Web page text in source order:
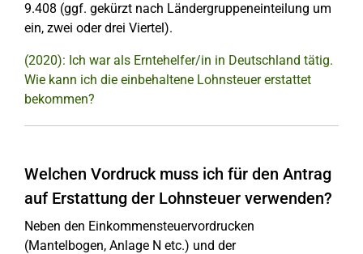
9.408 (ggf. gekürzt nach Ländergruppeneinteilung um
ein, zwei oder drei Viertel).
(2020): Ich war als Erntehelfer/in in Deutschland tätig.
Wie kann ich die einbehaltene Lohnsteuer erstattet
bekommen?
Welchen Vordruck muss ich für den Antrag
auf Erstattung der Lohnsteuer verwenden?
Neben den Einkommensteuervordrucken
(Mantelbogen, Anlage N etc.) und der